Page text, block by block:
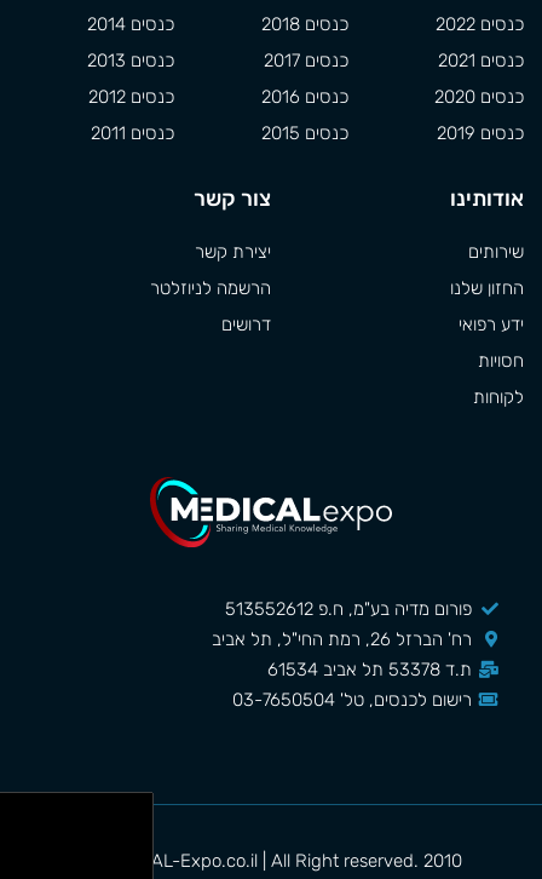
פורום מדיה בע"מ, ח.פ 513552612
רח' הברזל 26, רמת החי"ל, תל אביב
ת.ד 53378 תל אביב 61534
רישום לכנסים, טל' 03-7650504
כנסים 2022
כנסים 2021
כנסים 2020
כנסים 2019
כנסים 2018
כנסים 2017
כנסים 2016
כנסים 2015
כנסים 2014
כנסים 2013
כנסים 2012
כנסים 2011
אודותינו
שירותים
החזון שלנו
ידע רפואי
חסויות
לקוחות
צור קשר
יצירת קשר
הרשמה לניוזלטר
דרושים
MEDICAL-Expo.co.il | All Right reserved. 2010©